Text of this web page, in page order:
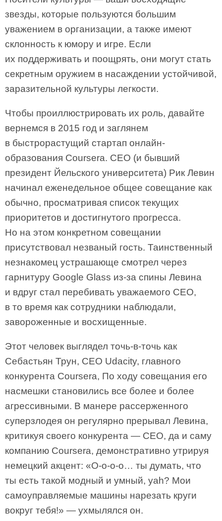
звезды, которые пользуются большим
уважением в организации, а также имеют
склонность к юмору и игре. Если
их поддерживать и поощрять, они могут стать
секретным оружием в насаждении устойчивой,
заразительной культуры легкости.
Чтобы проиллюстрировать их роль, давайте
вернемся в 2015 год и заглянем
в быстрорастущий стартап онлайн-
образования Coursera. CEO (и бывший
президент Йельского университета) Рик Левин
начинал еженедельное общее совещание как
обычно, просматривая список текущих
приоритетов и достигнутого прогресса.
Но на этом конкретном совещании
присутствовал незваный гость. Таинственный
незнакомец устрашающе смотрел через
гарнитуру Google Glass из-за спины Левина
и вдруг стал перебивать уважаемого CEO,
в то время как сотрудники наблюдали,
завороженные и восхищенные.
Этот человек выглядел точь-в-точь как
Себастьян Трун, CEO Udacity, главного
конкурента Coursera, По ходу совещания его
насмешки становились все более и более
агрессивными. В манере рассерженного
суперзлодея он регулярно прерывал Левина,
критикуя своего конкурента — CEO, да и саму
компанию Coursera, демонстративно утрируя
немецкий акцент: «О-о-о-о… ты думать, что
ты есть такой модный и умный, yah? Мои
самоуправляемые машины нарезать круги
вокруг тебя!» — ухмылялся он.